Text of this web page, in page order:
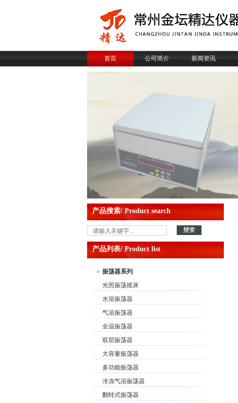
首页 公司简介 新闻资讯
产品搜索/ Product search
产品列表/ Product list
振荡器系列
光照振荡摇床
水浴振荡器
气浴振荡器
全温振荡器
双层振荡器
大容量振荡器
多功能振荡器
冷冻气浴振荡器
翻转式振荡器